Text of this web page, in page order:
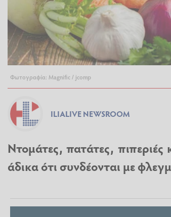
Φωτογραφία: Magnific / jcomp
ILIALIVE NEWSROOM
Ντομάτες, πατάτες, πιπεριές
άδικα ότι συνδέονται με